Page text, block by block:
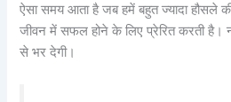
ऐसा समय आता है जब हमें बहुत ज्यादा हौसले
जीवन में सफल होने के लिए प्रेरित करती है।
से भर देगी।